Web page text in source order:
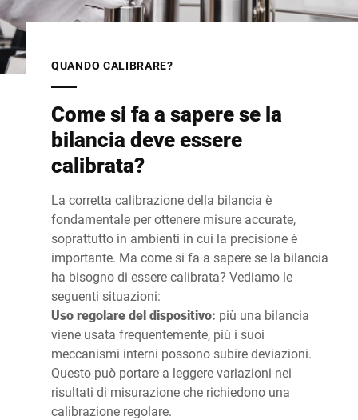
QUANDO CALIBRARE?
Come si fa a sapere se la
bilancia deve essere
calibrata?
La corretta calibrazione della bilancia è
fondamentale per ottenere misure accurate,
soprattutto in ambienti in cui la precisione è
importante. Ma come si fa a sapere se la bilancia
ha bisogno di essere calibrata? Vediamo le
seguenti situazioni:
Uso regolare del dispositivo: più una bilancia
viene usata frequentemente, più i suoi
meccanismi interni possono subire deviazioni.
Questo può portare a leggere variazioni nei
risultati di misurazione che richiedono una
calibrazione regolare.